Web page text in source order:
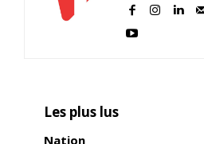
Les plus lus
Nation